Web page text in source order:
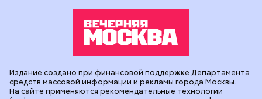
Издание создано при финансовой поддержке Департамента
средств массовой информации и рекламы города Москвы.
На сайте применяются рекомендательные технологии